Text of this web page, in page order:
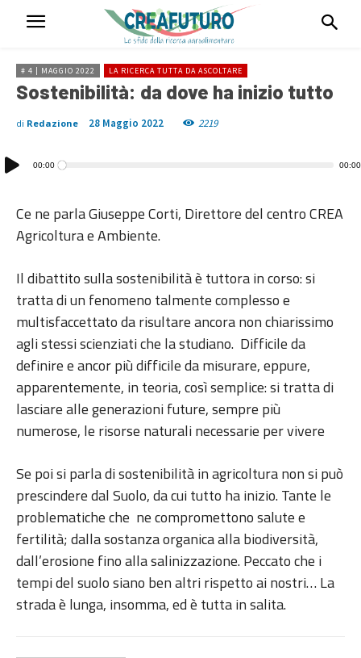
# 4 | MAGGIO 2022 LA RICERCA TUTTA DA ASCOLTARE
Sostenibilità: da dove ha inizio tutto
di Redazione 28 Maggio 2022 2219
Audio
Player
00:00 00:00
Ce ne parla Giuseppe Corti, Direttore del centro CREA
Agricoltura e Ambiente.
Il dibattito sulla sostenibilità è tuttora in corso: si
tratta di un fenomeno talmente complesso e
multisfaccettato da risultare ancora non chiarissimo
agli stessi scienziati che la studiano. Difficile da
definire e ancor più difficile da misurare, eppure,
apparentemente, in teoria, così semplice: si tratta di
lasciare alle generazioni future, sempre più
numerose, le risorse naturali necessarie per vivere
Se poi si parla di sostenibilità in agricoltura non si può
prescindere dal Suolo, da cui tutto ha inizio. Tante le
problematiche che ne compromettono salute e
fertilità; dalla sostanza organica alla biodiversità,
dall’erosione fino alla salinizzazione. Peccato che i
tempi del suolo siano ben altri rispetto ai nostri… La
strada è lunga, insomma, ed è tutta in salita.